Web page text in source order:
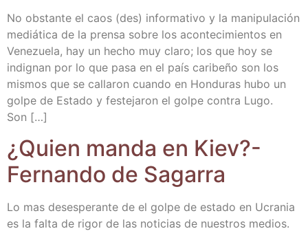
No obs­tan­te el caos (des) infor­ma­ti­vo y la mani­pu­la­ción
mediá­ti­ca de la pren­sa sobre los acon­te­ci­mien­tos en
Vene­zue­la, hay un hecho muy cla­ro; los que hoy se
indig­nan por lo que pasa en el país cari­be­ño son los
mis­mos que se calla­ron cuan­do en Hon­du­ras hubo un
gol­pe de Esta­do y fes­te­ja­ron el gol­pe con­tra Lugo.
Son […]
¿Quien man­da en Kiev?-
Fer­nan­do de Sagarra
Lo mas deses­pe­ran­te de el gol­pe de esta­do en Ucra­nia
es la fal­ta de rigor de las noti­cias de nues­tros medios.